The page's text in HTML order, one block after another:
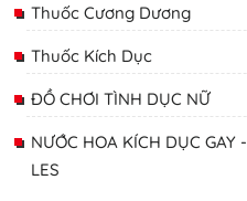
Thuốc Cương Dương
Thuốc Kích Dục
ĐỒ CHƠI TÌNH DỤC NỮ
NƯỚC HOA KÍCH DỤC GAY -
LES